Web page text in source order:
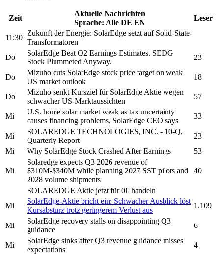
Zeit
Aktuelle Nachrichten
Sprache: Alle DE EN
Leser
11:30
Zukunft der Energie: SolarEdge setzt auf Solid-State-
Transformatoren
Do
SolarEdge Beat Q2 Earnings Estimates. SEDG
Stock Plummeted Anyway.
23
Do
Mizuho cuts SolarEdge stock price target on weak
US market outlook
18
Do
Mizuho senkt Kursziel fürSolarEdge Aktie wegen
schwacher US-Marktaussichten
57
Mi
U.S. home solar market weak as tax uncertainty
causes financing problems, SolarEdge CEO says
33
Mi
SOLAREDGE TECHNOLOGIES, INC. - 10-Q,
Quarterly Report
23
Mi
Why SolarEdge Stock Crashed After Earnings 53
Mi
Solaredge expects Q3 2026 revenue of
$310M-$340M while planning 2027 SST pilots and
2028 volume shipments
40
SOLAREDGE Aktie jetzt für 0€ handeln
Mi
SolarEdge-Aktie bricht ein: Schwacher Ausblick löst
Kursabsturz trotz geringerem Verlust aus
1.109
Mi
SolarEdge recovery stalls on disappointing Q3
guidance
6
Mi
SolarEdge sinks after Q3 revenue guidance misses
expectations
4